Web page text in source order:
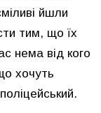
йшли
тим, що їх
нема від кого
хочуть